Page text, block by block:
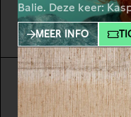
Balie. Deze keer:
out De Weg Naar
van der Laan neemt
voegen gegroeide
Zelfhulpgoeroes
zelfhulpboeken
MEER INFO